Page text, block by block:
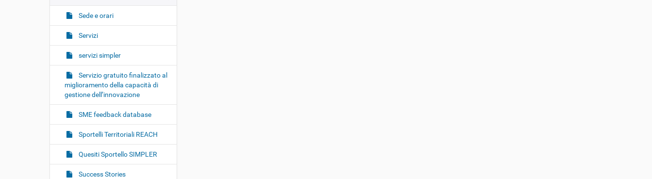
Sede e orari
Servizi
servizi simpler
Servizio gratuito finalizzato al
miglioramento della capacità di
gestione dell’innovazione
SME feedback database
Sportelli Territoriali REACH
Quesiti Sportello SIMPLER
Success Stories